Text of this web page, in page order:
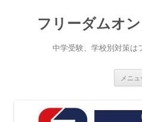
フリーダムオ
中学受験、学校別対策は
メニュ